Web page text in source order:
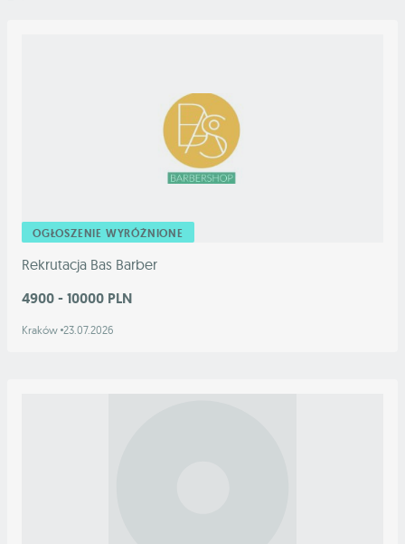
OGŁOSZENIE WYRÓŻNIONE
Rekrutacja Bas Barber
4900 - 10000 PLN
Kraków 23.07.2026